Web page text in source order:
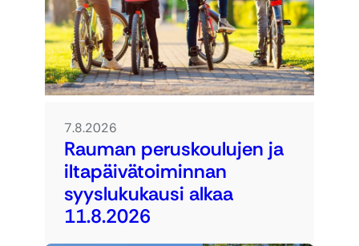
7.8.2026
Rauman peruskoulujen ja
iltapäivätoiminnan
syyslukukausi alkaa
11.8.2026